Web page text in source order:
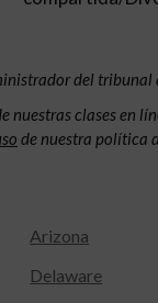
del tribunal
nuestras clases en
de nuestra política
Arizona
Delaware